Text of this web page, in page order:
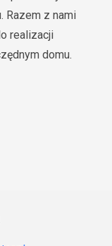
Razem z nami
realizacji
domu.